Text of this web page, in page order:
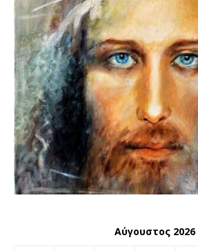
Αύγουστος 2026